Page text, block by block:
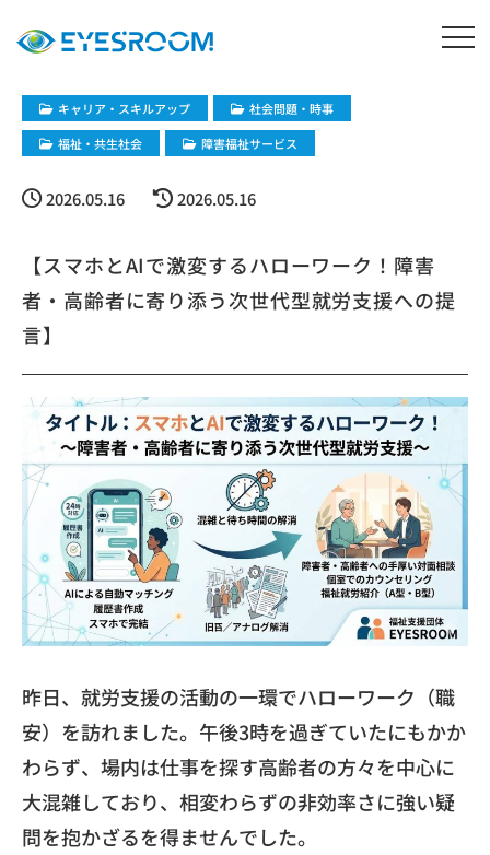
キャリア・スキルアップ
社会問題・時事
福祉・共生社会
障害福祉サービス
2026.05.16 2026.05.16
【スマホとAIで激変するハローワーク！障害
者・高齢者に寄り添う次世代型就労支援への提
言】
​昨日、就労支援の活動の一環でハローワーク（職
安） を訪れました。午後3時を過ぎていたにもかか
わらず、 場内は仕事を探す高齢者の方々を中心に
大混雑しており、 相変わらずの非効率さに強い疑
問を抱かざるを得ませんでした。